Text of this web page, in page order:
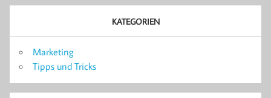
KATEGORIEN
Marketing
Tipps und Tricks